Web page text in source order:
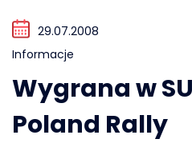
29.07.2008
Informacje
Wygrana w
Poland Rally